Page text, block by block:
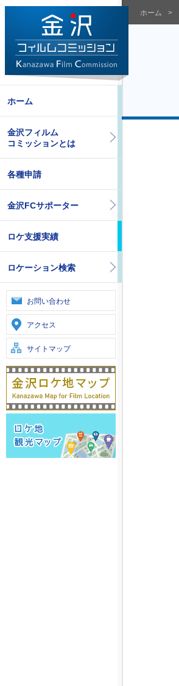
ホーム
金沢フィルム
コミッションとは
各種申請
金沢FCサポーター
ロケ支援実績
ロケーション検索
お問い合わせ
アクセス
サイトマップ
ホーム